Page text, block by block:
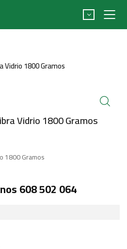
Vidrio 1800 Gramos
Vidrio 1800 Gramos
1800 Gramos
608 502 064